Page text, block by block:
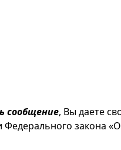
сообщение, Вы даете
Федерального закона